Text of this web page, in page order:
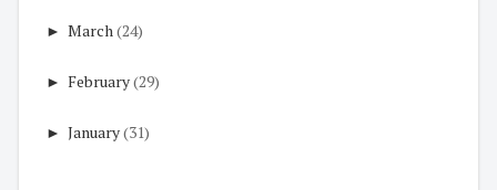
► March(24)
► February(29)
► January(31)